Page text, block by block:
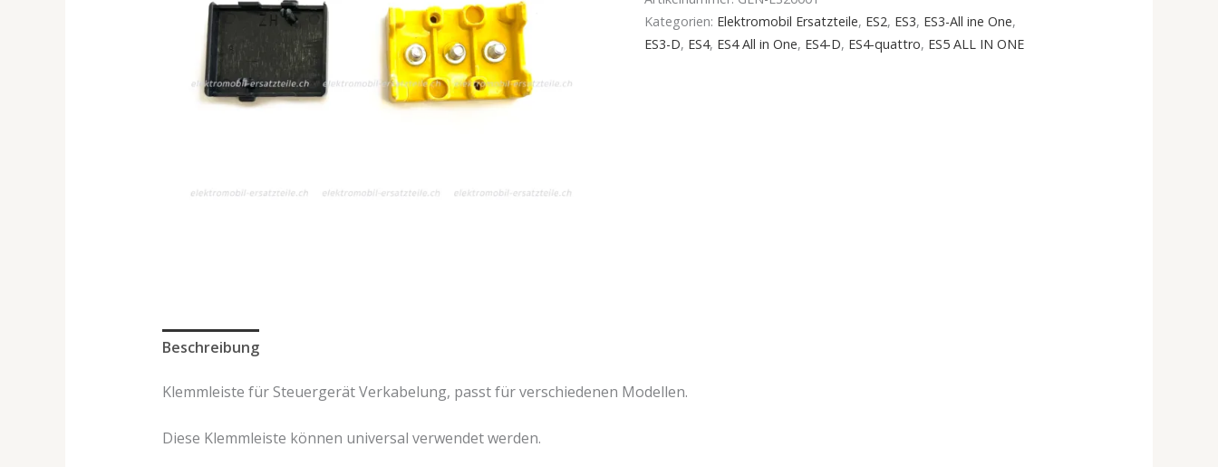
Kategorien: Elektromobil Ersatzteile, ES2, ES3, ES3-All ine One,
ES3-D, ES4, ES4 All in One, ES4-D, ES4-quattro, ES5 ALL IN ONE
Beschreibung
Klemmleiste für Steuergerät Verkabelung, passt für verschiedenen Modellen.
Diese Klemmleiste können universal verwendet werden.